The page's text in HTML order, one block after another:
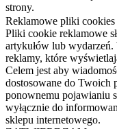
strony.
Reklamowe pliki cookies
Pliki cookie reklamowe
artykułów lub
reklamy, które
Celem jest aby
dostosowane do Twoich
ponownemu pojawianiu
wyłącznie do
sklepu internetowego.